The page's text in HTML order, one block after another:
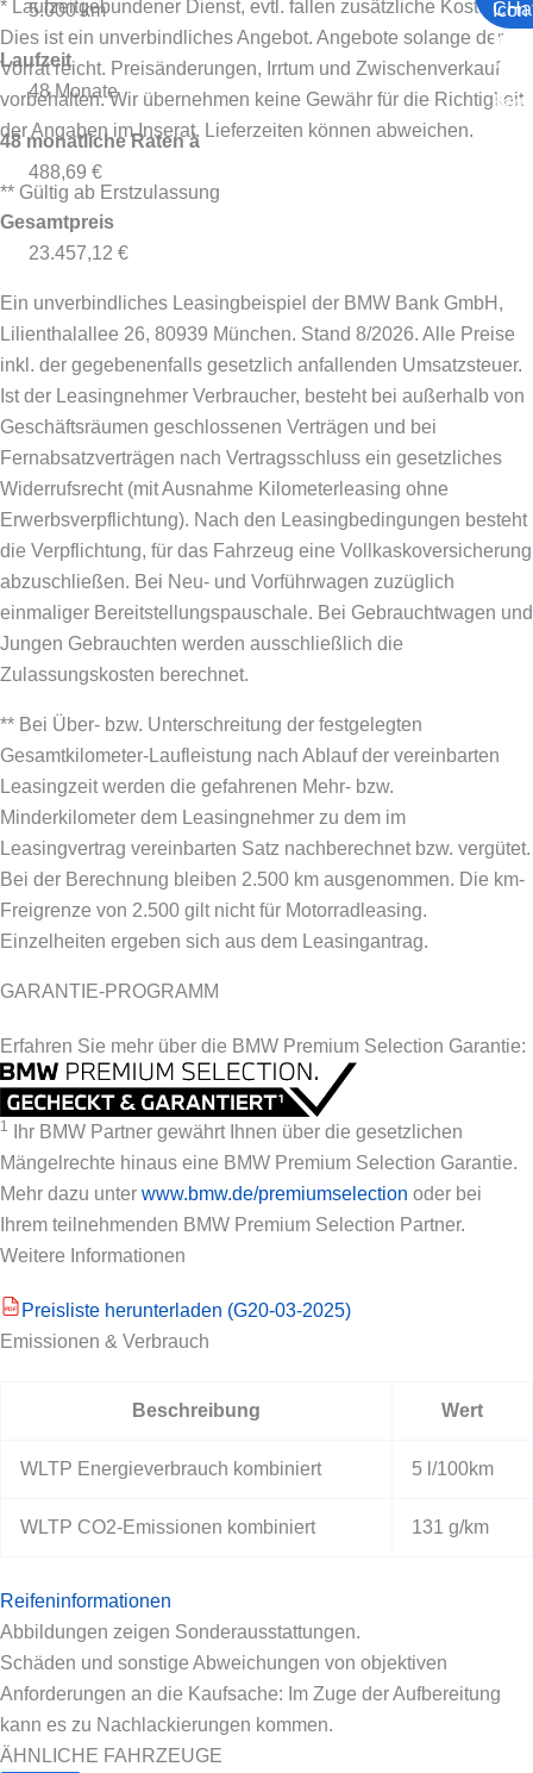
* Laufzeitgebundener Dienst, evtl. fallen zusätzliche Kosten an.
Dies ist ein unverbindliches Angebot. Angebote solange der
Vorrat reicht. Preisänderungen, Irrtum und Zwischenverkauf
vorbehalten. Wir übernehmen keine Gewähr für die Richtigkeit
der Angaben im Inserat. Lieferzeiten können abweichen.
** Gültig ab Erstzulassung
5.000 km
Laufzeit
48 Monate
48 monatliche Raten à
488,69 €
Gesamtpreis
23.457,12 €
Ein unverbindliches Leasingbeispiel der BMW Bank GmbH,
Lilienthalallee 26, 80939 München. Stand 8/2026. Alle Preise
inkl. der gegebenenfalls gesetzlich anfallenden Umsatzsteuer.
Ist der Leasingnehmer Verbraucher, besteht bei außerhalb von
Geschäftsräumen geschlossenen Verträgen und bei
Fernabsatzverträgen nach Vertragsschluss ein gesetzliches
Widerrufsrecht (mit Ausnahme Kilometerleasing ohne
Erwerbsverpflichtung). Nach den Leasingbedingungen besteht
die Verpflichtung, für das Fahrzeug eine Vollkaskoversicherung
abzuschließen. Bei Neu- und Vorführwagen zuzüglich
einmaliger Bereitstellungspauschale. Bei Gebrauchtwagen und
Jungen Gebrauchten werden ausschließlich die
Zulassungskosten berechnet.
** Bei Über- bzw. Unterschreitung der festgelegten
Gesamtkilometer-Laufleistung nach Ablauf der vereinbarten
Leasingzeit werden die gefahrenen Mehr- bzw.
Minderkilometer dem Leasingnehmer zu dem im
Leasingvertrag vereinbarten Satz nachberechnet bzw. vergütet.
Bei der Berechnung bleiben 2.500 km ausgenommen. Die km-
Freigrenze von 2.500 gilt nicht für Motorradleasing.
Einzelheiten ergeben sich aus dem Leasingantrag.
GARANTIE-PROGRAMM
Erfahren Sie mehr über die BMW Premium Selection Garantie:
1
Ihr BMW Partner gewährt Ihnen über die gesetzlichen
Mängelrechte hinaus eine BMW Premium Selection Garantie.
Mehr dazu unter www.bmw.de/premiumselection oder bei
Ihrem teilnehmenden BMW Premium Selection Partner.
Weitere Informationen
PDF
Preisliste herunterladen (G20-03-2025)
Emissionen & Verbrauch
Beschreibung Wert
WLTP Energieverbrauch kombiniert 5 l/100km
WLTP CO2-Emissionen kombiniert 131 g/km
Reifeninformationen
Abbildungen zeigen Sonderausstattungen.
Schäden und sonstige Abweichungen von objektiven
Anforderungen an die Kaufsache: Im Zuge der Aufbereitung
kann es zu Nachlackierungen kommen.
ÄHNLICHE FAHRZEUGE